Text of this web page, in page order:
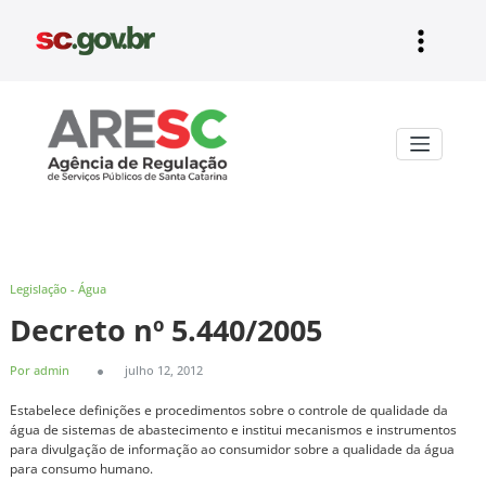
Legislação - Água
Decreto nº 5.440/2005
Por admin julho 12, 2012
Estabelece definições e procedimentos sobre o controle de qualidade da
água de sistemas de abastecimento e institui mecanismos e instrumentos
para divulgação de informação ao consumidor sobre a qualidade da água
para consumo humano.